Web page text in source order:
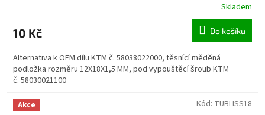
Skladem
10 Kč Do košíku
Alternativa k OEM dílu KTM č. 58038022000, těsnící měděná
podložka rozměru 12X18X1,5 MM, pod vypouštěcí šroub KTM
č. 58030021100
Akce Kód: TUBLISS18